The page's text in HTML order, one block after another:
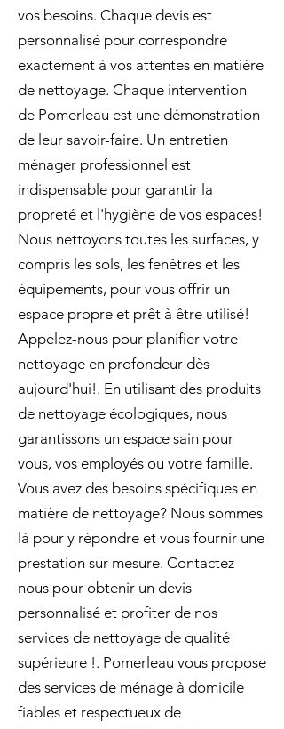
vos besoins. Chaque devis est
personnalisé pour correspondre
exactement à vos attentes en matière
de nettoyage. Chaque intervention
de Pomerleau est une démonstration
de leur savoir-faire. Un entretien
ménager professionnel est
indispensable pour garantir la
propreté et l'hygiène de vos espaces!
Nous nettoyons toutes les surfaces, y
compris les sols, les fenêtres et les
équipements, pour vous offrir un
espace propre et prêt à être utilisé!
Appelez-nous pour planifier votre
nettoyage en profondeur dès
aujourd'hui!. En utilisant des produits
de nettoyage écologiques, nous
garantissons un espace sain pour
vous, vos employés ou votre famille.
Vous avez des besoins spécifiques en
matière de nettoyage? Nous sommes
là pour y répondre et vous fournir une
prestation sur mesure. Contactez-
nous pour obtenir un devis
personnalisé et profiter de nos
services de nettoyage de qualité
supérieure !. Pomerleau vous propose
des services de ménage à domicile
fiables et respectueux de